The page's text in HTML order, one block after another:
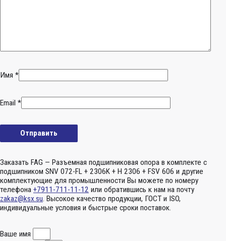
Имя *
Email *
Заказать FAG — Разъемная подшипниковая опора в комплекте с
подшипником SNV 072-FL + 2306K + H 2306 + FSV 606 и другие
комплектующие для промышленности Вы можете по номеру
телефона +7911-711-11-12 или обратившись к нам на почту
zakaz@ksx.su. Высокое качество продукции, ГОСТ и ISO,
индивидуальные условия и быстрые сроки поставок.
Ваше имя